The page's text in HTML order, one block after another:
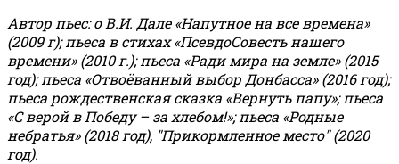
Автор пьес: о В.И. Дале «Напутное на все времена»
(2009 г); пьеса в стихах «ПсевдоСовесть нашего
времени» (2010 г.); пьеса «Ради мира на земле» (2015
год); пьеса «Отвоёванный выбор Донбасса» (2016 год);
пьеса рождественская сказка «Вернуть папу»; пьеса
«С верой в Победу – за хлебом!»;пьеса «Родные
небратья» (2018 год), "Прикормленное место" (2020
год).